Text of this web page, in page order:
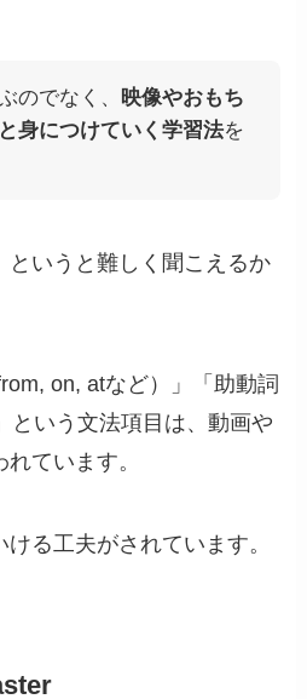
のでなく、 映像やおもち
身につけていく学習法を
というと難しく聞こえるか
on, atなど）」「助動詞
という文法項目は、動画や
ています。
る工夫がされています。